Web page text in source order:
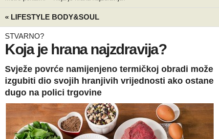
« LIFESTYLE BODY&SOUL
STVARNO?
Koja je hrana najzdravija?
Svježe povrće namijenjeno termičkoj obradi može
izgubiti dio svojih hranjivih vrijednosti ako ostane
dugo na polici trgovine